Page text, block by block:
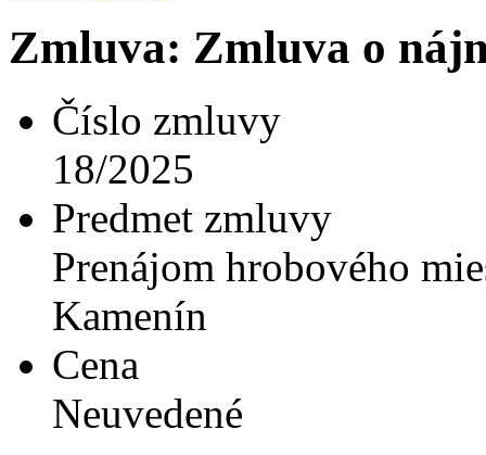
Zmluva: Zmluva o
Číslo zmluvy
18/2025
Predmet zmluvy
Prenájom hrobového
Kamenín
Cena
Neuvedené